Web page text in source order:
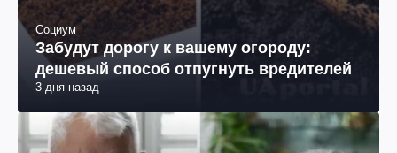
Социум
Забудут дорогу к вашему огороду:
дешевый способ отпугнуть вредителей
3 дня назад